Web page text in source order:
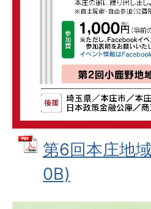
第6回本庄地
0B)